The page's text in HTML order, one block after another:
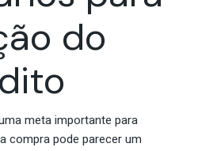
do
meta importante para
compra pode parecer um